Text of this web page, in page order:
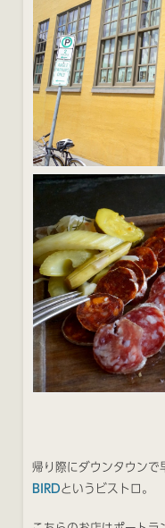
帰り際にダウンタウンで
BIRDというビストロ。